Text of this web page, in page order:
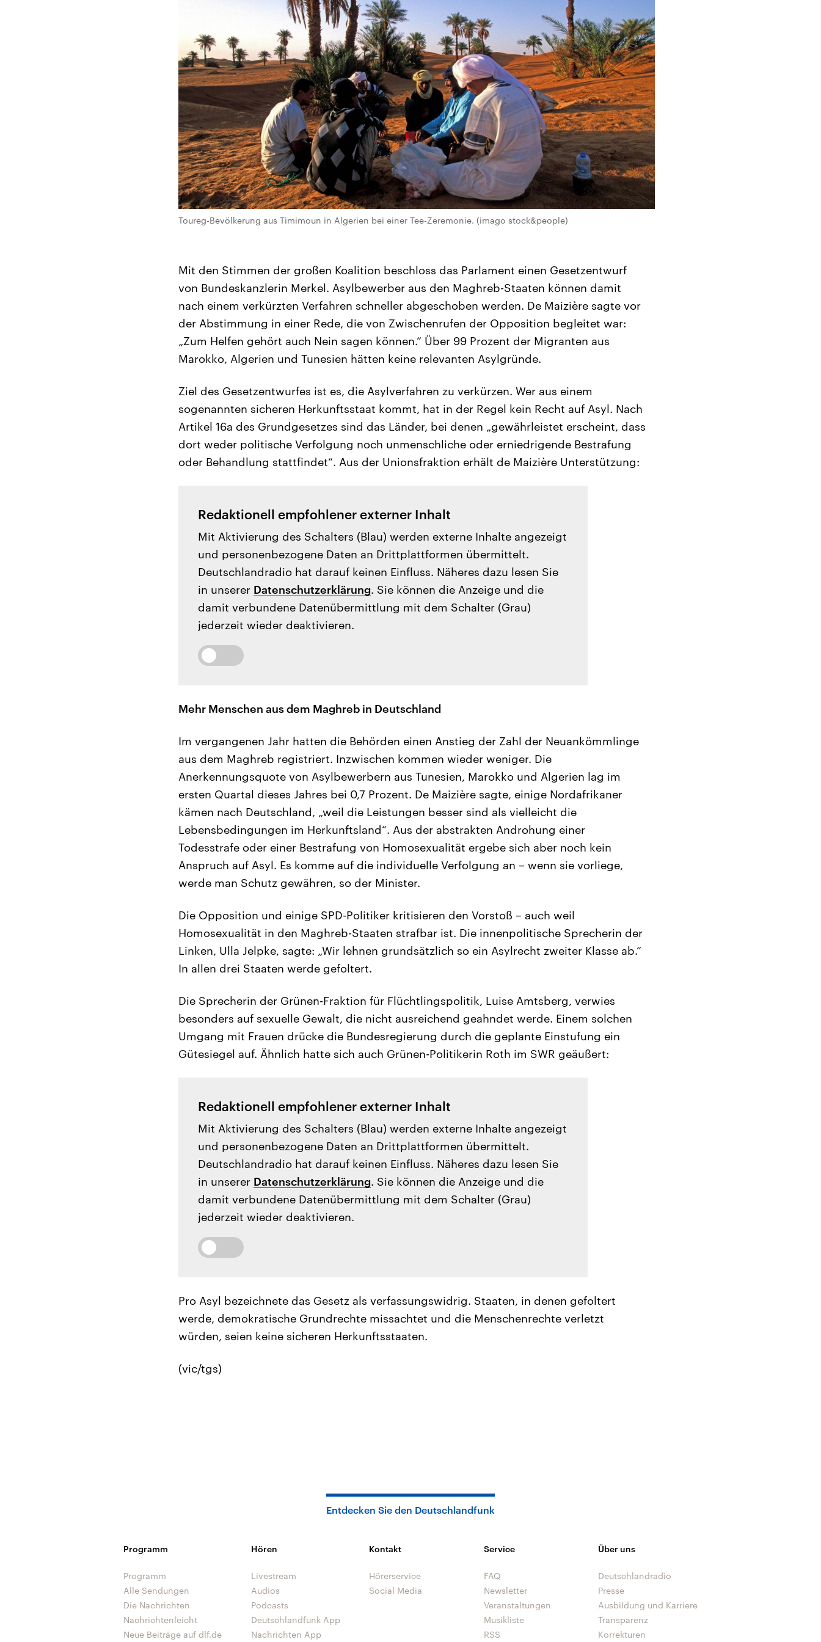
Toureg-Bevölkerung aus Timimoun in Algerien bei einer Tee-Zeremonie. (imago stock&people)
Mit den Stimmen der großen Koalition beschloss das Parlament einen Gesetzentwurf
von Bundeskanzlerin Merkel. Asylbewerber aus den Maghreb-Staaten können damit
nach einem verkürzten Verfahren schneller abgeschoben werden. De Maizière sagte vor
der Abstimmung in einer Rede, die von Zwischenrufen der Opposition begleitet war:
„Zum Helfen gehört auch Nein sagen können.“ Über 99 Prozent der Migranten aus
Marokko, Algerien und Tunesien hätten keine relevanten Asylgründe.
Ziel des Gesetzentwurfes ist es, die Asylverfahren zu verkürzen. Wer aus einem
sogenannten sicheren Herkunftsstaat kommt, hat in der Regel kein Recht auf Asyl. Nach
Artikel 16a des Grundgesetzes sind das Länder, bei denen „gewährleistet erscheint, dass
dort weder politische Verfolgung noch unmenschliche oder erniedrigende Bestrafung
oder Behandlung stattfindet“. Aus der Unionsfraktion erhält de Maizière Unterstützung:
Redaktionell empfohlener externer Inhalt
Mit Aktivierung des Schalters (Blau) werden externe Inhalte angezeigt
und personenbezogene Daten an Drittplattformen übermittelt.
Deutschlandradio hat darauf keinen Einfluss. Näheres dazu lesen Sie
in unserer Datenschutzerklärung. Sie können die Anzeige und die
damit verbundene Datenübermittlung mit dem Schalter (Grau)
jederzeit wieder deaktivieren.
Mehr Menschen aus dem Maghreb in Deutschland
Im vergangenen Jahr hatten die Behörden einen Anstieg der Zahl der Neuankömmlinge
aus dem Maghreb registriert. Inzwischen kommen wieder weniger. Die
Anerkennungsquote von Asylbewerbern aus Tunesien, Marokko und Algerien lag im
ersten Quartal dieses Jahres bei 0,7 Prozent. De Maizière sagte, einige Nordafrikaner
kämen nach Deutschland, „weil die Leistungen besser sind als vielleicht die
Lebensbedingungen im Herkunftsland“. Aus der abstrakten Androhung einer
Todesstrafe oder einer Bestrafung von Homosexualität ergebe sich aber noch kein
Anspruch auf Asyl. Es komme auf die individuelle Verfolgung an – wenn sie vorliege,
werde man Schutz gewähren, so der Minister.
Die Opposition und einige SPD-Politiker kritisieren den Vorstoß – auch weil
Homosexualität in den Maghreb-Staaten strafbar ist. Die innenpolitische Sprecherin der
Linken, Ulla Jelpke, sagte: „Wir lehnen grundsätzlich so ein Asylrecht zweiter Klasse ab.“
In allen drei Staaten werde gefoltert.
Die Sprecherin der Grünen-Fraktion für Flüchtlingspolitik, Luise Amtsberg, verwies
besonders auf sexuelle Gewalt, die nicht ausreichend geahndet werde. Einem solchen
Umgang mit Frauen drücke die Bundesregierung durch die geplante Einstufung ein
Gütesiegel auf. Ähnlich hatte sich auch Grünen-Politikerin Roth im SWR geäußert:
Redaktionell empfohlener externer Inhalt
Mit Aktivierung des Schalters (Blau) werden externe Inhalte angezeigt
und personenbezogene Daten an Drittplattformen übermittelt.
Deutschlandradio hat darauf keinen Einfluss. Näheres dazu lesen Sie
in unserer Datenschutzerklärung. Sie können die Anzeige und die
damit verbundene Datenübermittlung mit dem Schalter (Grau)
jederzeit wieder deaktivieren.
Pro Asyl bezeichnete das Gesetz als verfassungswidrig. Staaten, in denen gefoltert
werde, demokratische Grundrechte missachtet und die Menschenrechte verletzt
würden, seien keine sicheren Herkunftsstaaten.
(vic/tgs)
Entdecken Sie den Deutschlandfunk
Programm
Programm
Alle Sendungen
Die Nachrichten
Nachrichtenleicht
Neue Beiträge auf dlf.de
Hören
Livestream
Audios
Podcasts
Deutschlandfunk App
Nachrichten App
Kontakt
Hörerservice
Social Media
Service
FAQ
Newsletter
Veranstaltungen
Musikliste
RSS
Über uns
Deutschlandradio
Presse
Ausbildung und Karriere
Transparenz
Korrekturen